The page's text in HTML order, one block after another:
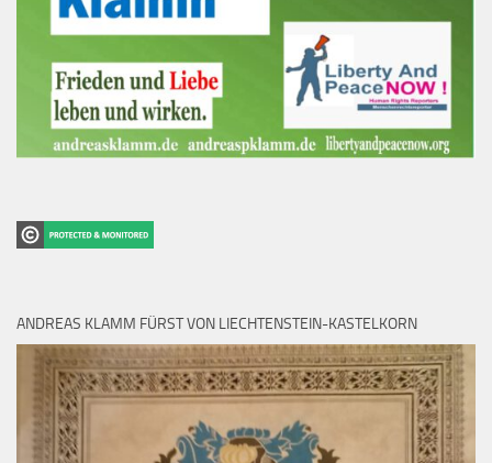
ANDREAS KLAMM FÜRST VON LIECHTENSTEIN-KASTELKORN